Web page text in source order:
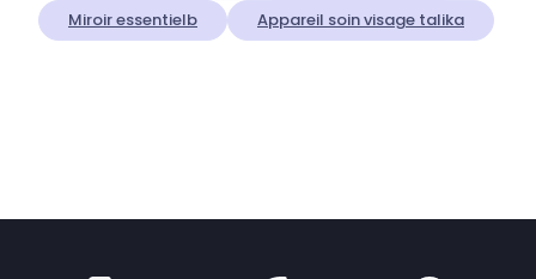
Miroir essentielb
Appareil soin visage talika